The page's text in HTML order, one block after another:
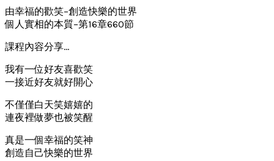
由幸福的歡笑–創造快樂的世界
個人實相的本質–第16章660節
課程內容分享…
我有一位好友喜歡笑
一接近好友就好開心
不僅僅白天笑嬉嬉的
連夜裡做夢也被笑醒
真是一個幸福的笑神
創造自己快樂的世界